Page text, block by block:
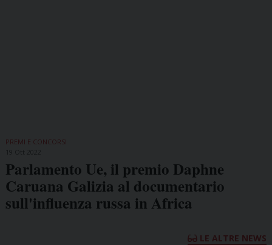
PREMI E CONCORSI
Parlamento Ue, il premio Daphne
Caruana Galizia al documentario
sull'influenza russa in Africa
LE ALTRE NEWS